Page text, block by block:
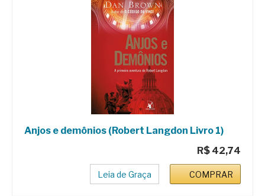
Anjos e demônios (Robert Langdon Livro 1)
R$ 42,74
Leia de Graça COMPRAR